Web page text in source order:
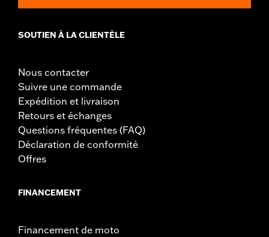
SOUTIEN À LA CLIENTÈLE
Nous contacter
Suivre une commande
Expédition et livraison
Retours et échanges
Questions fréquentes (FAQ)
Déclaration de conformité
Offres
FINANCEMENT
Financement de moto